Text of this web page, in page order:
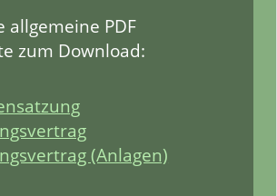
allgemeine PDF
zum Download:
(Anlagen)